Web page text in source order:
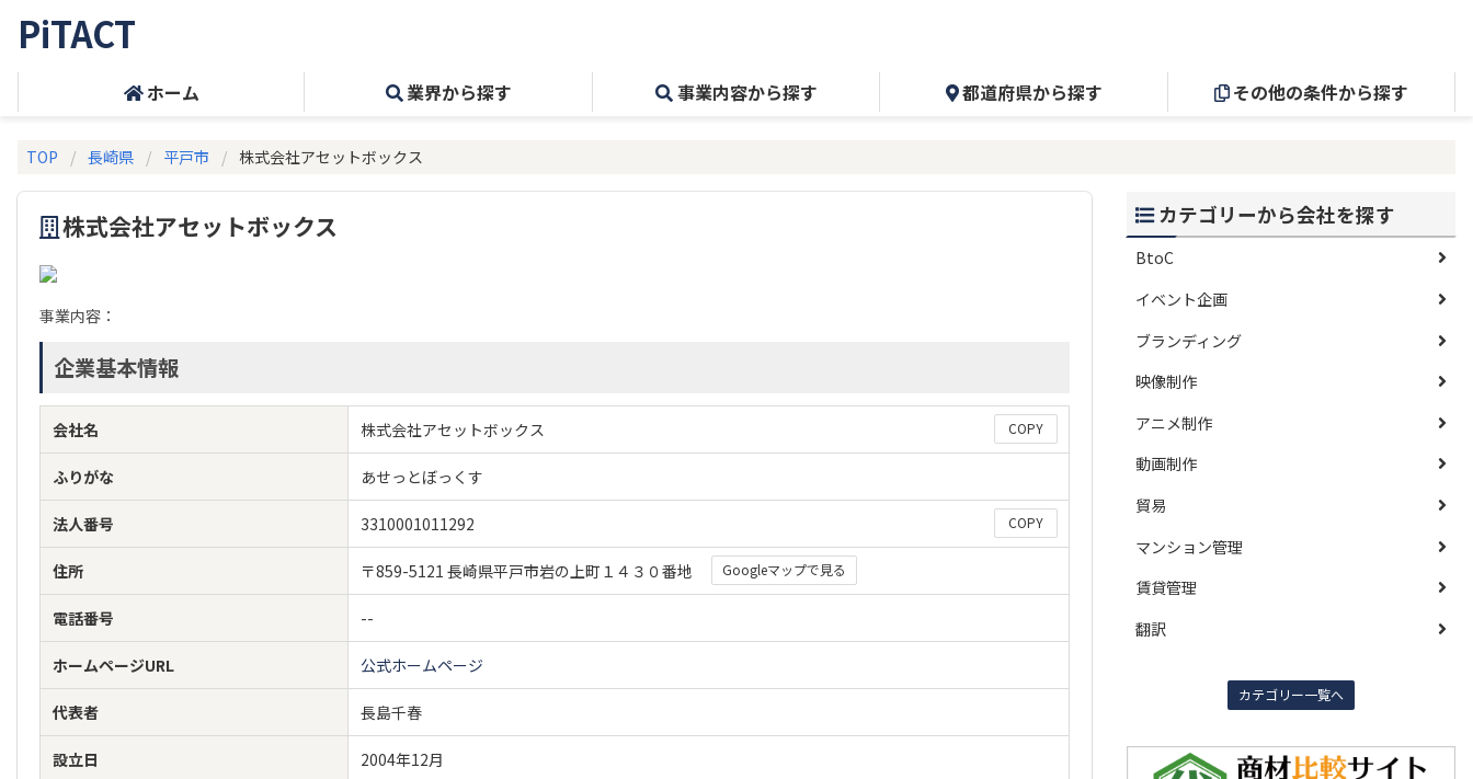
PiTACT
ホーム 業界から探す 事業内容から探す 都道府県から探す その他の条件から探す
TOP 長崎県 平戸市 株式会社アセットボックス
株式会社アセットボックス
事業内容：
企業基本情報
会社名 株式会社アセットボックス COPY
ふりがな あせっとぼっくす
法人番号 3310001011292 COPY
住所 〒859-5121 長崎県平戸市岩の上町１４３０番地 Googleマップで見る
電話番号 --
ホームページURL 公式ホームページ
代表者 長島千春
設立日 2004年12月
カテゴリーから会社を探す
BtoC
イベント企画
ブランディング
映像制作
アニメ制作
動画制作
貿易
マンション管理
賃貸管理
翻訳
カテゴリー一覧へ